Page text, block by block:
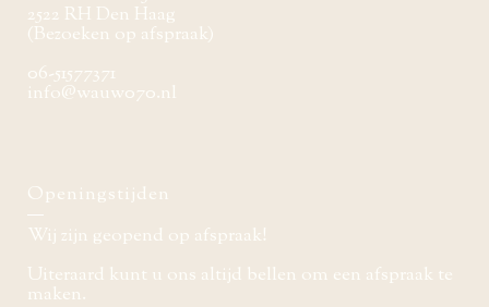
2522 RH Den Haag
(Bezoeken op afspraak)
06-51577371
info@wauw070.nl
Openingstijden
Wij zijn geopend op afspraak!
Uiteraard kunt u ons altijd bellen om een afspraak te
maken.